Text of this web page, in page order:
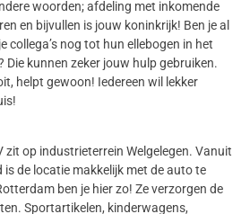
woorden; afdeling met inkomende
en bijvullen is jouw koninkrijk! Ben je al
collega’s nog tot hun ellebogen in het
Die kunnen zeker jouw hulp gebruiken.
helpt gewoon! Iedereen wil lekker
zit op industrieterrein Welgelegen. Vanuit
is de locatie makkelijk met de auto te
ben je hier zo! Ze verzorgen de
Sportartikelen, kinderwagens,